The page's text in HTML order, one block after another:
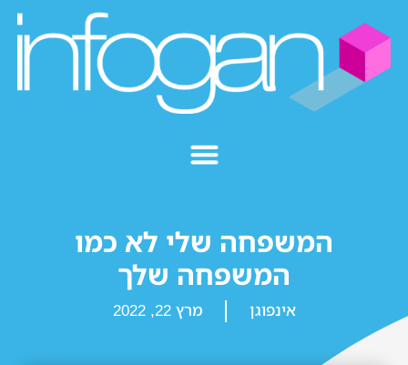
המשפחה שלי לא כמו
המשפחה שלך
אינפוגן מרץ 22, 2022